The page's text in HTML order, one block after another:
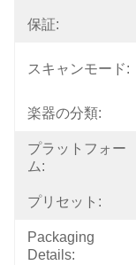
保証:
スキャンモード:
楽器の分類:
プラットフォー
ム:
プリセット:
Packaging
Details: